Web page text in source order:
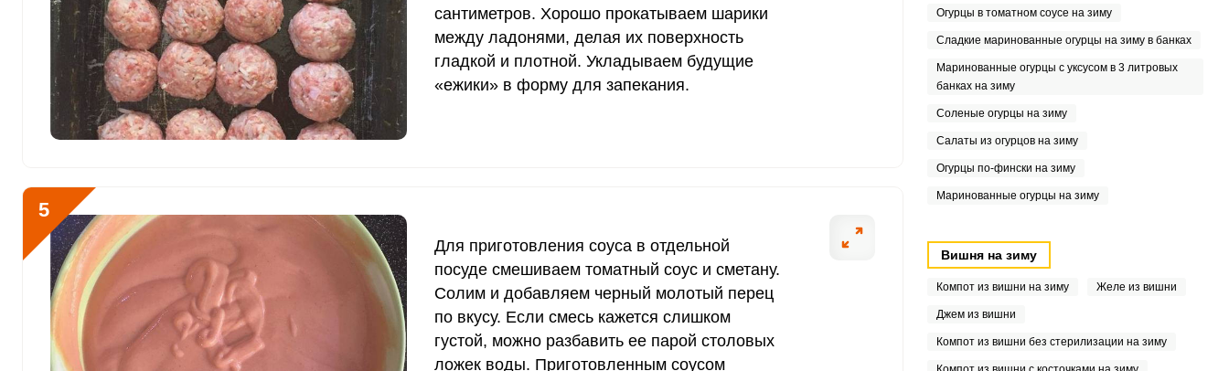
Бор 120 мкг 1200 мкг 0.7
Ванадий 20 мкг 0
Молибден 108.5 мкг 70 мкг 11.2
сантиметров. Хорошо прокатываем шарики
между ладонями, делая их поверхность
гладкой и плотной. Укладываем будущие
«ежики» в форму для запекания.
5
Для приготовления соуса в отдельной
посуде смешиваем томатный соус и сметану.
Солим и добавляем черный молотый перец
по вкусу. Если смесь кажется слишком
густой, можно разбавить ее парой столовых
ложек воды. Приготовленным соусом
Огурцы в томатном соусе на зиму
Сладкие маринованные огурцы на зиму в банках
Маринованные огурцы с уксусом в 3 литровых
банках на зиму
Соленые огурцы на зиму
Салаты из огурцов на зиму
Огурцы по-фински на зиму
Маринованные огурцы на зиму
Вишня на зиму
Компот из вишни на зиму Желе из вишни
Джем из вишни
Компот из вишни без стерилизации на зиму